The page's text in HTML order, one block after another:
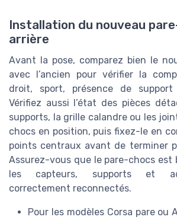
Installation du nouveau
arrière
Avant la pose, comparez bien le
avec l’ancien pour vérifier la
droit, sport, présence de
Vérifiez aussi l’état des pièces
supports, la grille calandre ou les
chocs en position, puis fixez-le en
points centraux avant de terminer
Assurez-vous que le pare-chocs est
les capteurs, supports et
correctement reconnectés.
Pour les modèles Corsa pare ou